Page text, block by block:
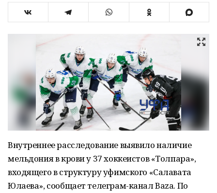
Внутреннее расследование выявило наличие
мельдония в крови у 37 хоккеистов «Толпара»,
входящего в структуру уфимского «Салавата
Юлаева», сообщает телеграм-канал Baza. По